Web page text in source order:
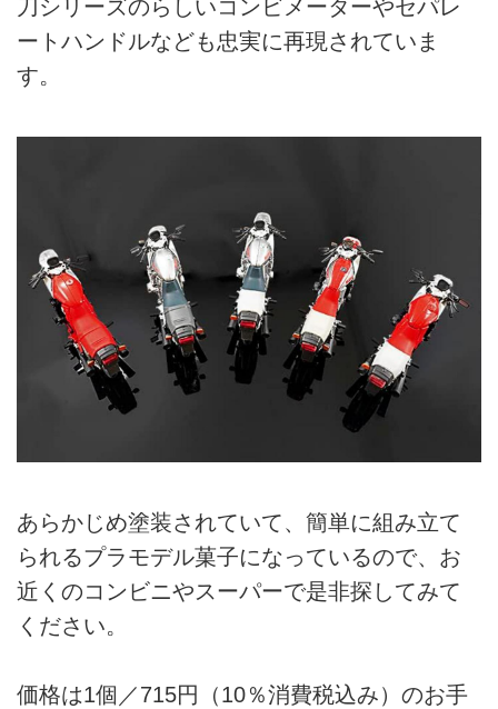
刀シリーズのらしいコンビメーターやセパレ
ートハンドルなども忠実に再現されていま
す。
あらかじめ塗装されていて、簡単に組み立て
られるプラモデル菓子になっているので、お
近くのコンビニやスーパーで是非探してみて
ください。
価格は1個／715円（10％消費税込み）のお手